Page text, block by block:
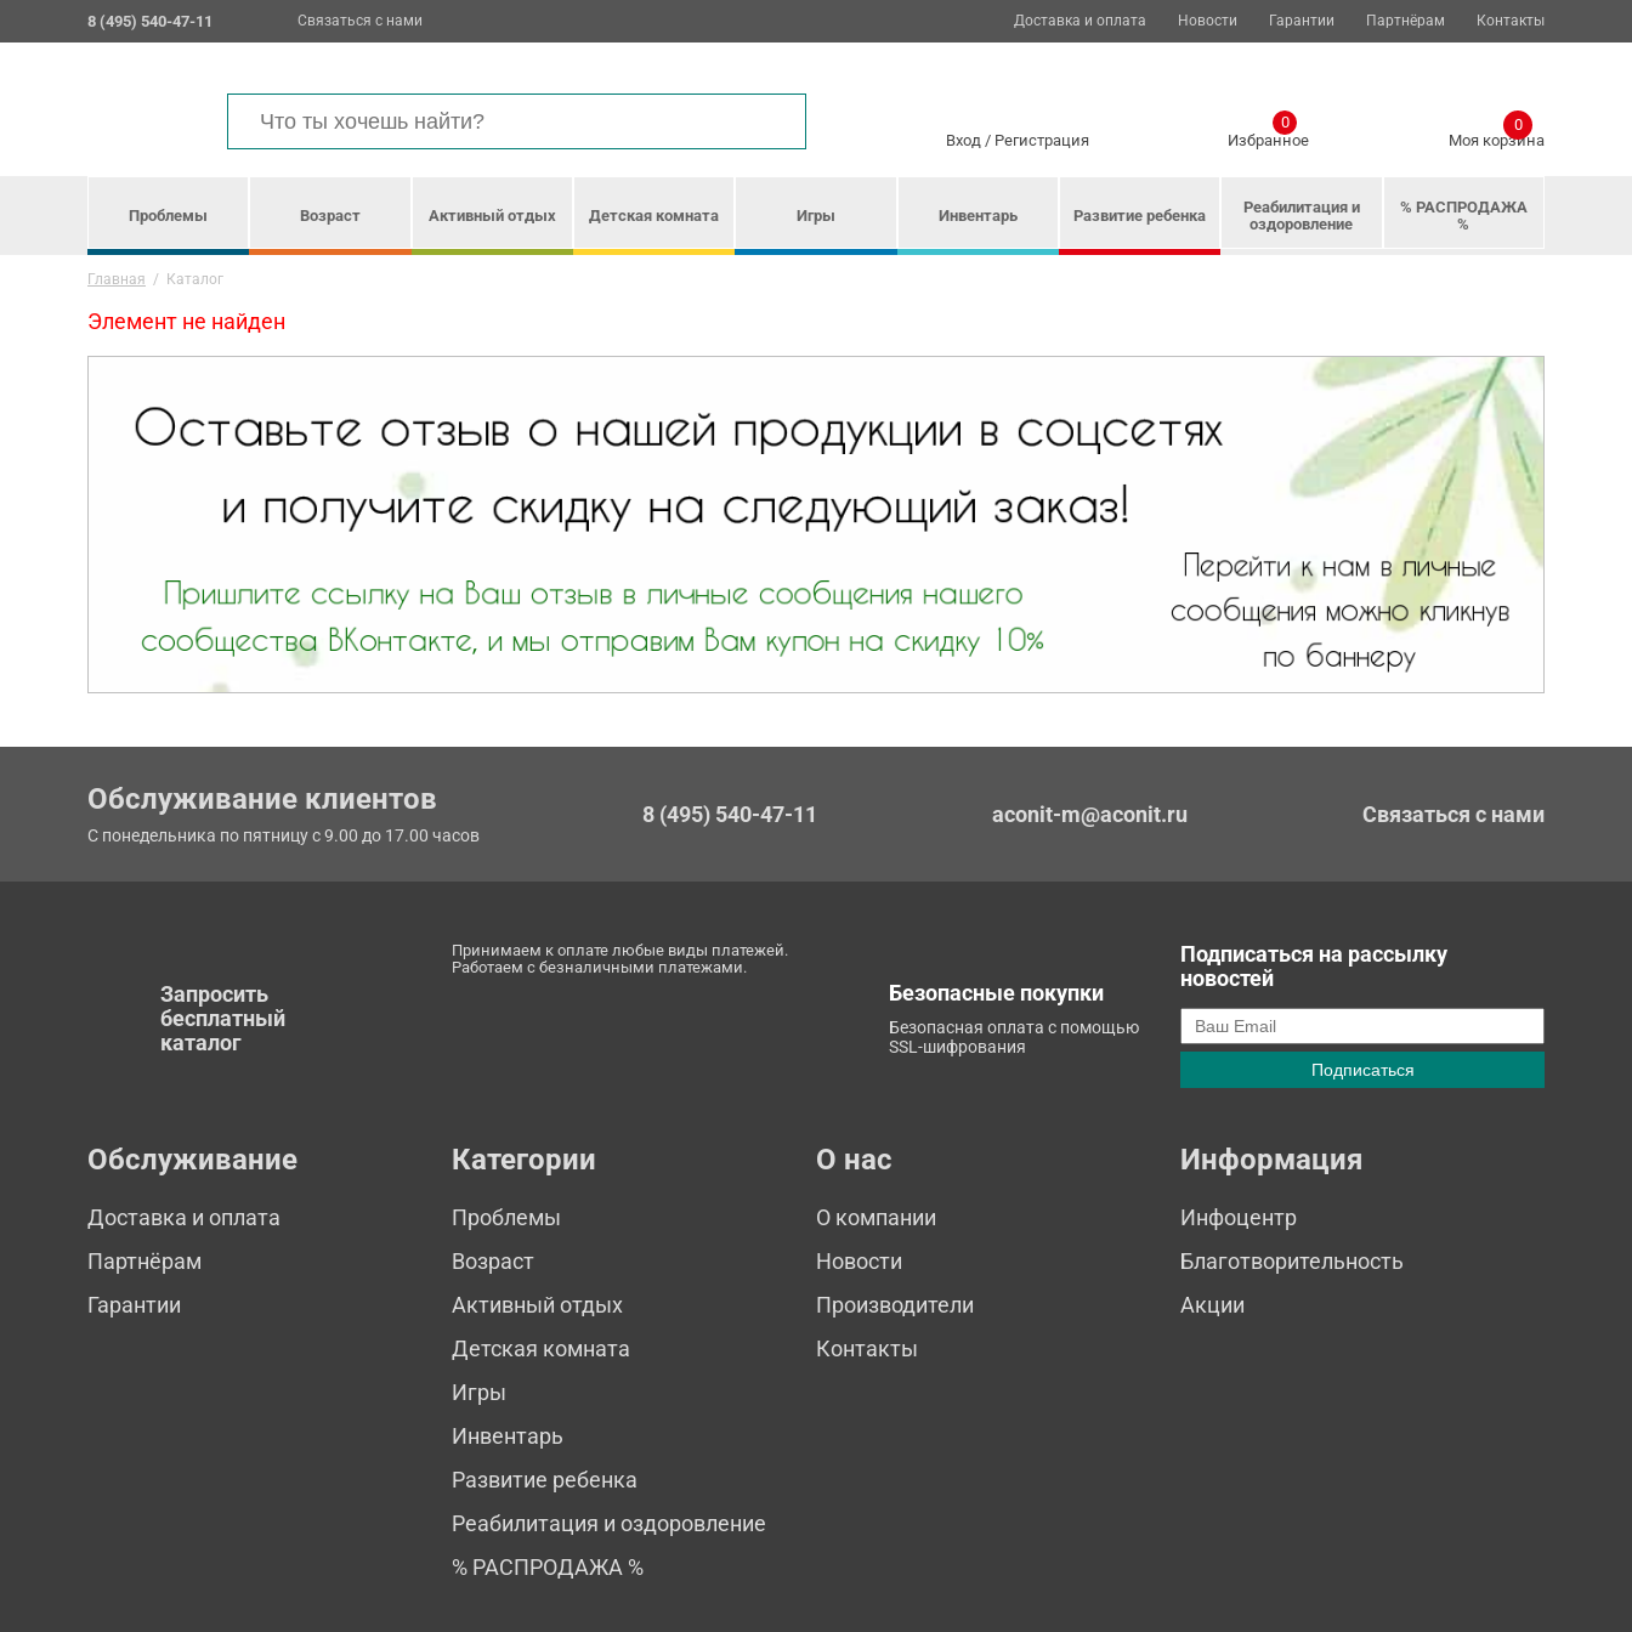
8 (495) 540-47-11 Связаться с нами Доставка и оплата Новости Гарантии Партнёрам Контакты
Вход/ Регистрация Избранное
0
Моя корзина
0
Проблемы Возраст Активный отдых Детская комната Игры Инвентарь Развитие ребенка
Реабилитация и
оздоровление
% РАСПРОДАЖА
%
Главная / Каталог
Элемент не найден
Обслуживание клиентов
С понедельника по пятницу с 9.00 до 17.00 часов
8 (495) 540-47-11 aconit-m@aconit.ru Связаться с нами
Запросить
бесплатный
каталог
Принимаем к оплате любые виды платежей.
Работаем с безналичными платежами.
Безопасные покупки
Безопасная оплата с помощью
SSL-шифрования
Подписаться на рассылку
новостей
Обслуживание
Доставка и оплата
Партнёрам
Гарантии
Категории
Проблемы
Возраст
Активный отдых
Детская комната
Игры
Инвентарь
Развитие ребенка
Реабилитация и оздоровление
% РАСПРОДАЖА %
О нас
О компании
Новости
Производители
Контакты
Информация
Инфоцентр
Благотворительность
Акции